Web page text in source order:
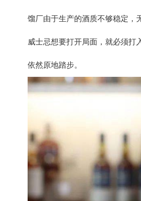
馏厂由于生产的酒质不够稳定，
威士忌想要打开局面，就必须打
依然原地踏步。